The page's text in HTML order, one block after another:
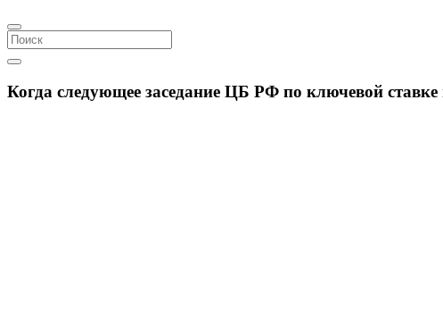
Когда следующее заседание ЦБ РФ по ключевой ставке